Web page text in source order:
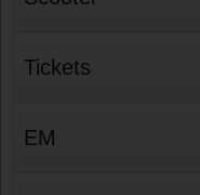
Tickets
EM